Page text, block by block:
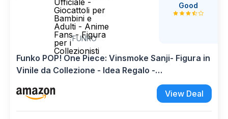
Ufficiale -
Giocattoli per
Bambini e
Adulti - Anime
Fans - Figura
per i
Collezionisti
FUNKO
Good
Funko POP! One Piece: Vinsmoke Sanji- Figura in
Vinile da Collezione - Idea Regalo -
Merchandising Ufficiale - Giocattoli per Bambini
e Adulti - Anime Fans - Figura per i Collezionisti
View Deal